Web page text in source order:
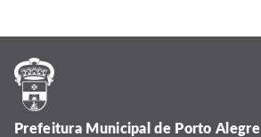
Prefeitura Municipal de Porto Alegre